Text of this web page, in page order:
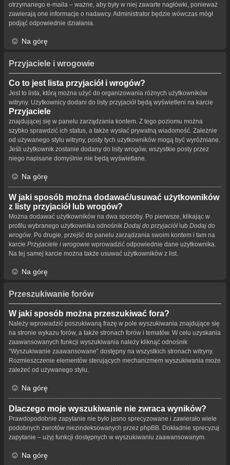
otrzymanego e-maila – ważne, aby były w niej zawarte nagłówki, ponieważ
zawierają one informacje o nadawcy. Administrator będzie wówczas mógł
podjąć odpowiednie działania.
Na górę
Przyjaciele i wrogowie
Co to jest lista przyjaciół i wrogów?
Jest to lista, którą można użyć do organizowania różnych użytkowników
witryny. Użytkownicy dodani do listy przyjaciół będą wyświetleni na karcie
Przyjaciele
znajdującej się w panelu zarządzania kontem. Z tego poziomu można
szybko sprawdzić ich status, a także wysłać prywatną wiadomość. Zależnie
od używanego stylu witryny, posty tych użytkowników mogą być wyróżniane.
Jeśli użytkownik zostanie dodany do listy wrogów, wszystkie posty przez
niego napisane domyślnie nie będą wyświetlane.
Na górę
W jaki sposób można dodawać/usuwać użytkowników
z listy przyjaciół lub wrogów?
Można dodawać użytkowników na dwa sposoby. Po pierwsze, klikając w
profilu wybranego użytkownika odnośnik Dodaj do przyjaciół lub Dodaj do
wrogów . Po drugie, przejść do panelu zarządzania swoim kontem i tam na
karcie Przyjaciele i wrogowie wprowadzić odpowiednie dane użytkownika.
Na tej samej karcie można także usuwać użytkowników z list.
Na górę
Przeszukiwanie forów
W jaki sposób można przeszukiwać fora?
Należy wprowadzić poszukiwaną frazę w pole wyszukiwania znajdujące się
na stronie wykazu forów, a także stronach forów i tematów. W celu uzyskania
zaawansowanych funkcji wyszukiwania należy kliknąć odnośnik
“Wyszukiwanie zaawansowane” dostępny na wszystkich stronach witryny.
Rozmieszczenie elementów sterujących mechanizmem wyszukiwania może
zależeć od używanego stylu.
Na górę
Dlaczego moje wyszukiwanie nie zwraca wyników?
Prawdopodobnie zapytanie nie było jasno sprecyzowane i zawierało wiele
podobnych zwrotów niezindeksowanych przez phpBB. Dokładnie sprecyzuj
zapytanie – użyj funkcji dostępnych w wyszukiwaniu zaawansowanym.
Na górę